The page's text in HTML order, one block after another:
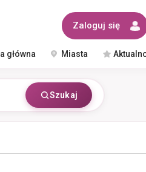
Zaloguj się
główna Miasta
Szukaj